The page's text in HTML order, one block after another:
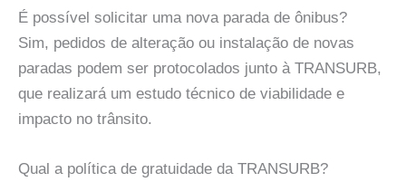
É possível solicitar uma nova parada de ônibus?
Sim, pedidos de alteração ou instalação de novas
paradas podem ser protocolados junto à TRANSURB,
que realizará um estudo técnico de viabilidade e
impacto no trânsito.
Qual a política de gratuidade da TRANSURB?